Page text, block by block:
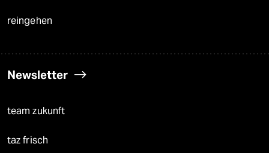
reingehen
Newsletter
team zukunft
taz frisch